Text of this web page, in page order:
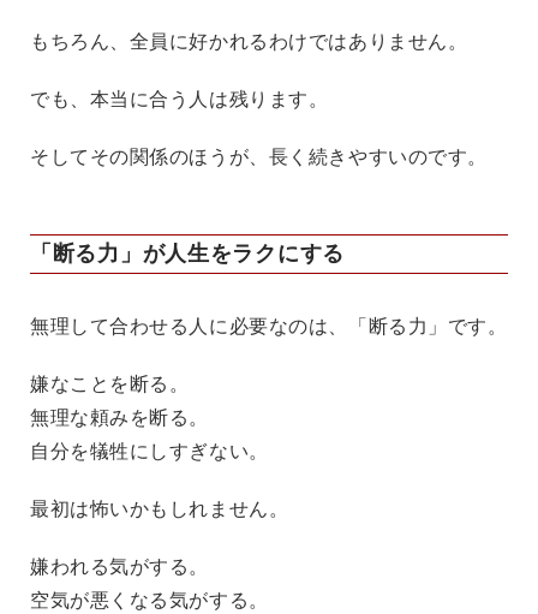
もちろん、全員に好かれるわけではありません。
でも、本当に合う人は残ります。
そしてその関係のほうが、長く続きやすいのです。
「断る力」が人生をラクにする
無理して合わせる人に必要なのは、「断る力」です。
嫌なことを断る。
無理な頼みを断る。
自分を犠牲にしすぎない。
最初は怖いかもしれません。
嫌われる気がする。
空気が悪くなる気がする。